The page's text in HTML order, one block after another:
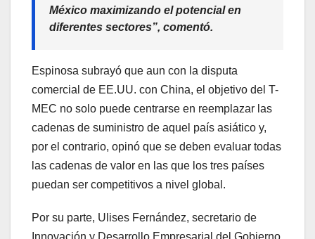
México maximizando el potencial en
diferentes sectores”, comentó.
Espinosa subrayó que aun con la disputa
comercial de EE.UU. con China, el objetivo del T-
MEC no solo puede centrarse en reemplazar las
cadenas de suministro de aquel país asiático y,
por el contrario, opinó que se deben evaluar todas
las cadenas de valor en las que los tres países
puedan ser competitivos a nivel global.
Por su parte, Ulises Fernández, secretario de
Innovación y Desarrollo Empresarial del Gobierno